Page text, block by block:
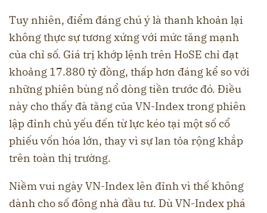
Tuy nhiên, điểm đáng chú ý là thanh khoản lại
không thực sự tương xứng với mức tăng mạnh
của chỉ số. Giá trị khớp lệnh trên HoSE chỉ đạt
khoảng 17.880 tỷ đồng, thấp hơn đáng kể so với
những phiên bùng nổ dòng tiền trước đó. Điều
này cho thấy đà tăng của VN-Index trong phiên
lập đỉnh chủ yếu đến từ lực kéo tại một số cổ
phiếu vốn hóa lớn, thay vì sự lan tỏa rộng khắp
trên toàn thị trường.
Niềm vui ngày VN-Index lên đỉnh vì thế không
dành cho số đông nhà đầu tư. Dù VN-Index phá